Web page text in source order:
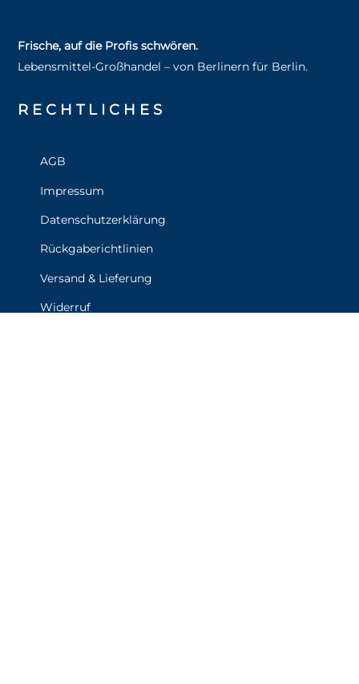
Frische, auf die Profis schwören.
Lebensmittel‑Großhandel – von Berlinern für Berlin.
RECHT­LICHES
AGB
Impressum
Datenschutzerklärung
Rückgaberichtlinien
Versand & Lieferung
Widerruf